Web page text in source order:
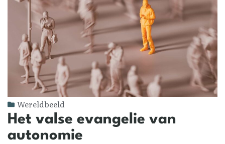
Wereldbeeld
Het valse evangelie van
autonomie